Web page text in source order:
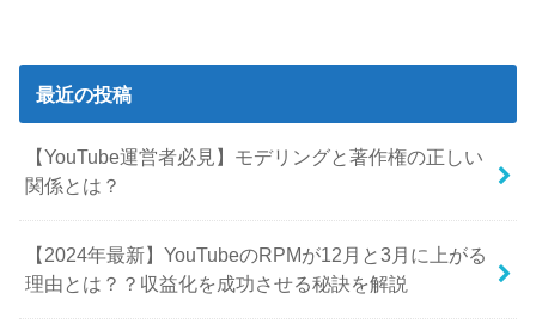
最近の投稿
【YouTube運営者必見】モデリングと著作権の正しい
関係とは？
【2024年最新】YouTubeのRPMが12月と3月に上がる
理由とは？？収益化を成功させる秘訣を解説